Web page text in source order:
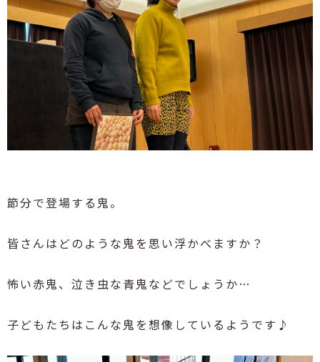
節分で登場する鬼。
皆さんはどのような鬼を思い浮かべますか？
怖い赤鬼、泣き虫な青鬼などでしょうか…
子どもたちはこんな鬼を想像しているようです♪